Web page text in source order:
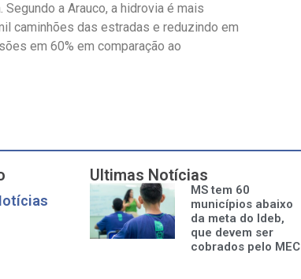
a Arauco, a hidrovia é mais
caminhões das estradas e reduzindo em
em 60% em comparação ao
Ultimas Notícias
MS tem 60
municípios abaixo
da meta do Ideb,
que devem ser
cobrados pelo MEC